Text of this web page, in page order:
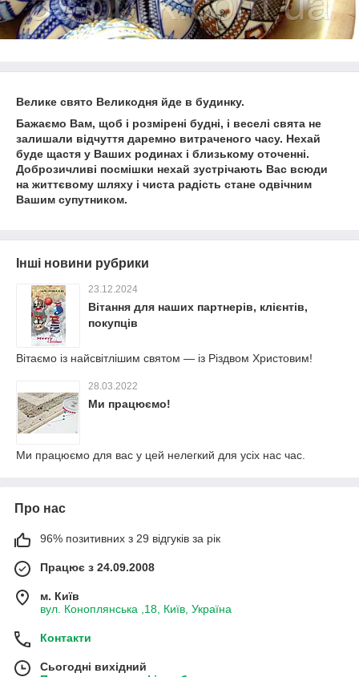
Велике свято Великодня йде в будинку.
Бажаємо Вам, щоб і розмірені будні, і веселі свята не
залишали відчуття даремно витраченого часу. Нехай
буде щастя у Ваших родинах і близькому оточенні.
Доброзичливі посмішки нехай зустрічають Вас всюди
на життєвому шляху і чиста радість стане одвічним
Вашим супутником.
Інші новини рубрики
23.12.2024
Вітання для наших партнерів, клієнтів,
покупців
Вітаємо із найсвітлішим святом — із Різдвом Христовим!
28.03.2022
Ми працюємо!
Ми працюємо для вас у цей нелегкий для усіх нас час.
Про нас
96% позитивних з 29 відгуків за рік
Працює з 24.09.2008
м. Київ
вул. Коноплянська ,18, Київ, Україна
Контакти
Сьогодні вихідний